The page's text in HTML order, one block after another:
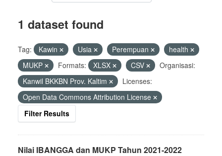
1 dataset found
Tag: Kawin Usia Perempuan
health
MUKP
Formats: XLSX CSV
Organisasi:
Kanwil BKKBN Prov. Kaltim
Licenses:
Open Data Commons Attribution License
Filter Results
Nilai IBANGGA dan MUKP Tahun 2021-2022